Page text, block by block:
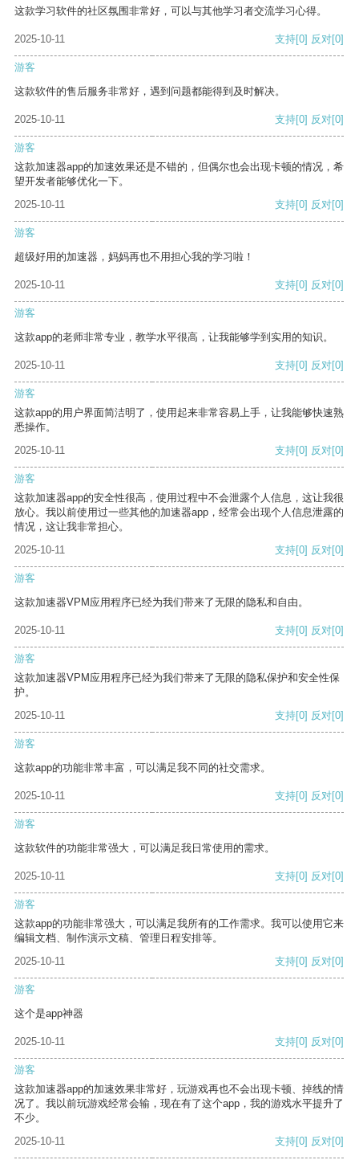
这款学习软件的社区氛围非常好，可以与其他学习者交流学习心得。
2025-10-11 支持[0] 反对[0]
游客
这款软件的售后服务非常好，遇到问题都能得到及时解决。
2025-10-11 支持[0] 反对[0]
游客
这款加速器app的加速效果还是不错的，但偶尔也会出现卡顿的情况，希
望开发者能够优化一下。
2025-10-11
支持[0] 反对[0]
游客
超级好用的加速器，妈妈再也不用担心我的学习啦！
2025-10-11 支持[0] 反对[0]
游客
这款app的老师非常专业，教学水平很高，让我能够学到实用的知识。
2025-10-11 支持[0] 反对[0]
游客
这款app的用户界面简洁明了，使用起来非常容易上手，让我能够快速熟
悉操作。
2025-10-11
支持[0] 反对[0]
游客
这款加速器app的安全性很高，使用过程中不会泄露个人信息，这让我很
放心。我以前使用过一些其他的加速器app，经常会出现个人信息泄露的
情况，这让我非常担心。
2025-10-11
支持[0] 反对[0]
游客
这款加速器VPM应用程序已经为我们带来了无限的隐私和自由。
2025-10-11 支持[0] 反对[0]
游客
这款加速器VPM应用程序已经为我们带来了无限的隐私保护和安全性保
护。
2025-10-11
支持[0] 反对[0]
游客
这款app的功能非常丰富，可以满足我不同的社交需求。
2025-10-11 支持[0] 反对[0]
游客
这款软件的功能非常强大，可以满足我日常使用的需求。
2025-10-11 支持[0] 反对[0]
游客
这款app的功能非常强大，可以满足我所有的工作需求。我可以使用它来
编辑文档、制作演示文稿、管理日程安排等。
2025-10-11
支持[0] 反对[0]
游客
这个是app神器
2025-10-11 支持[0] 反对[0]
游客
这款加速器app的加速效果非常好，玩游戏再也不会出现卡顿、掉线的情
况了。我以前玩游戏经常会输，现在有了这个app，我的游戏水平提升了
不少。
2025-10-11
支持[0] 反对[0]